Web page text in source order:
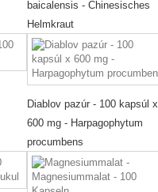
baicalensis - Chinesisches
Helmkraut
Diablov pazúr - 100 kapsúl x
600 mg - Harpagophytum
procumbens